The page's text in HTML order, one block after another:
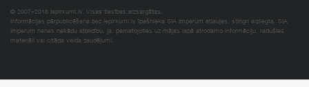
© 2007–2018 Iepirkumi.lv. Visas tiesības aizsargātas.
Informācijas pārpublicēšana bez iepirkumi.lv īpašnieka SIA Imperum atļaujas, stingri aizliegta. SIA
Imperum nenes nekādu atbildību, ja, pamatojoties uz mājas lapā atrodamo informāciju, radušies
materiāli vai citāda veida zaudējumi.